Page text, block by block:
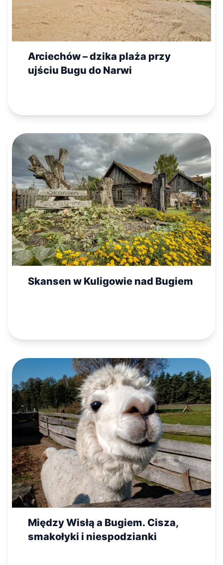
Arciechów – dzika plaża przy
ujściu Bugu do Narwi
Skansen w Kuligowie nad Bugiem
Między Wisłą a Bugiem. Cisza,
smakołyki i niespodzianki